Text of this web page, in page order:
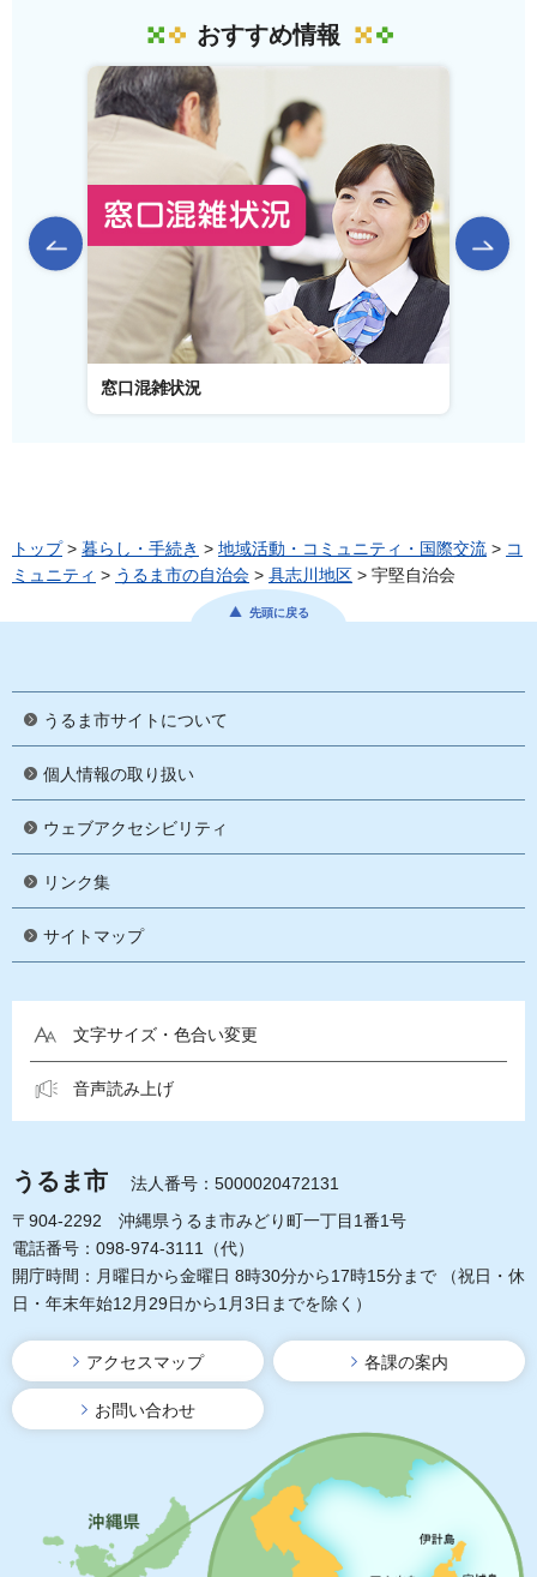
おすすめ情報
前のスライドを表示
窓口混雑状況
トップ> 暮らし・手続き > 地域活動・コミュニティ・国際交流 > コ
ミュニティ > うるま市の自治会 > 具志川地区 > 宇堅自治会
先頭に戻る
うるま市サイトについて
個人情報の取り扱い
ウェブアクセシビリティ
リンク集
サイトマップ
文字サイズ・色合い変更
音声読み上げ
うるま市
法人番号：5000020472131
〒904-2292 沖縄県うるま市みどり町一丁目1番1号
電話番号：098-974-3111（代）
開庁時間：月曜日から金曜日 8時30分から17時15分まで
（祝日・休
日・年末年始12月29日から1月3日までを除く）
アクセスマップ 各課の案内
お問い合わせ